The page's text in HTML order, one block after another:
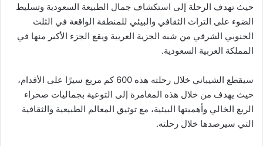
حيث تهدف الرحلة إلى استكشاف جمال الطبيعة السعودية وتسليط
الضوء على التراث الثقافي والبيئي للمنطقة الواقعة في الثلث
الجنوبي الشرقي من شبه الجزية العربية ويقع الجزء الأكبر منها في
المملكة العربية السعودية.
سيقطع الشيباني خلال رحلته هذه 600 كم مربع سيرًا على الأقدام،
حيث يهدف من خلال هذه المغامرة إلى التوعية بجماليات صحراء
الربع الخالي وأهميتها البيئية، مع توثيق المعالم الطبيعية والثقافية
التي سيرصدها خلال رحلته.